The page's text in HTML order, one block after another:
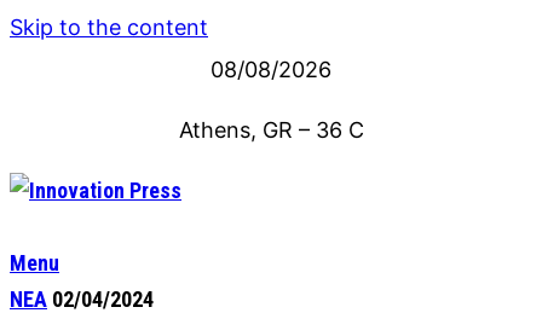
Skip to the content
08/08/2026
Athens, GR – 36 C
Menu
ΝΕΑ 02/04/2024